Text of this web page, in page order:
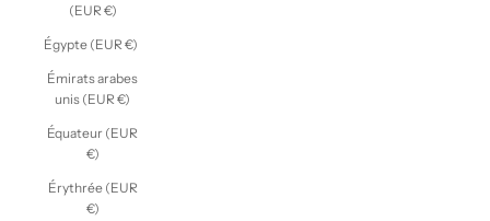
(EUR €)
Égypte (EUR €)
Émirats arabes
unis (EUR €)
Équateur (EUR
€)
Érythrée (EUR
€)